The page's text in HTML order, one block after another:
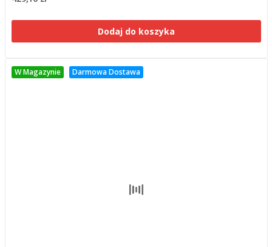
Dodaj do koszyka
W Magazynie Darmowa Dostawa